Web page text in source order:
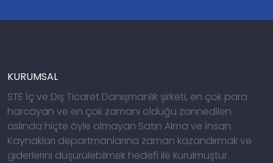
KURUMSAL
STE İç ve Dış Ticaret Danışmanlık şirketi, en çok para
harcayan ve en çok zamanı olduğu zannedilen
aslında hiçte öyle olmayan Satın Alma ve İnsan
Kaynakları departmanlarına zaman kazandırmak ve
giderlerini düşürülebilmek hedefi ile kurulmuştur.